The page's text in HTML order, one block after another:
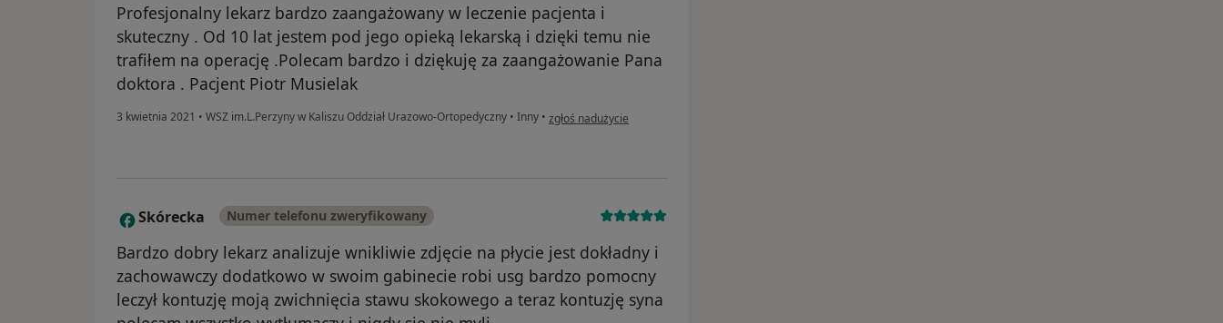
Profesjonalny lekarz bardzo zaangażowany w leczenie pacjenta i
skuteczny . Od 10 lat jestem pod jego opieką lekarską i dzięki temu nie
trafiłem na operację .Polecam bardzo i dziękuję za zaangażowanie Pana
doktora . Pacjent Piotr Musielak
3 kwietnia 2021 • WSZ im.L.Perzyny w Kaliszu Oddział Urazowo-Ortopedyczny • Inny • w opinii użytkownika Piotr Musielak
zgłoś nadużycie
S Skórecka Numer telefonu zweryfikowany
Bardzo dobry lekarz analizuje wnikliwie zdjęcie na płycie jest dokładny i
zachowawczy dodatkowo w swoim gabinecie robi usg bardzo pomocny
leczył kontuzję moją zwichnięcia stawu skokowego a teraz kontuzję syna